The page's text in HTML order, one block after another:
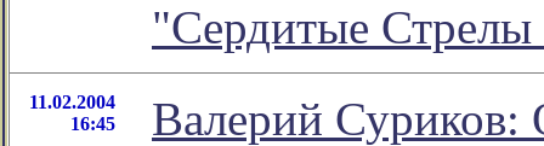
"Сердитые
11.02.2004
16:45
Валерий Суриков: